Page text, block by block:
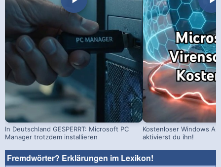
In Deutschland GESPERRT: Microsoft PC
Manager trotzdem installieren
Kostenloser Windows
aktivierst du ihn!
Fremdwörter? Erklärungen im Lexikon!